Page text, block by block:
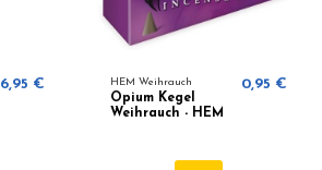
6,95 € HEM Weihrauch
Opium Kegel
Weihrauch - HEM
0,95 €